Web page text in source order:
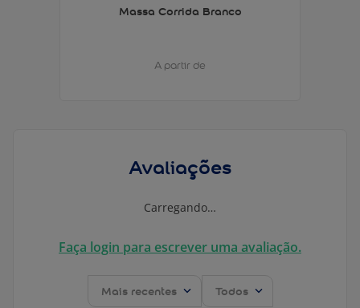
Massa Corrida Branco
A partir de
Avaliações
Carregando…
Faça login para escrever uma avaliação.
Mais recentes Todos